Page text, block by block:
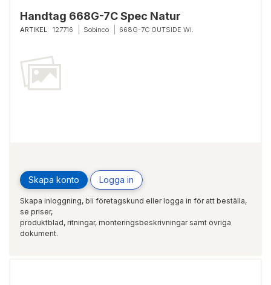
Handtag 668G-7C Spec Natur
ARTIKEL: 127716 Sobinco 668G-7C OUTSIDE WI.
Skapa konto Logga in
Skapa inloggning, bli företagskund eller logga in för att beställa,
se priser,
produktblad, ritningar, monteringsbeskrivningar samt övriga
dokument.